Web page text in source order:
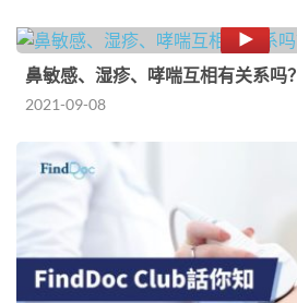
鼻敏感、湿疹、哮喘互相有关系吗？
2021-09-08